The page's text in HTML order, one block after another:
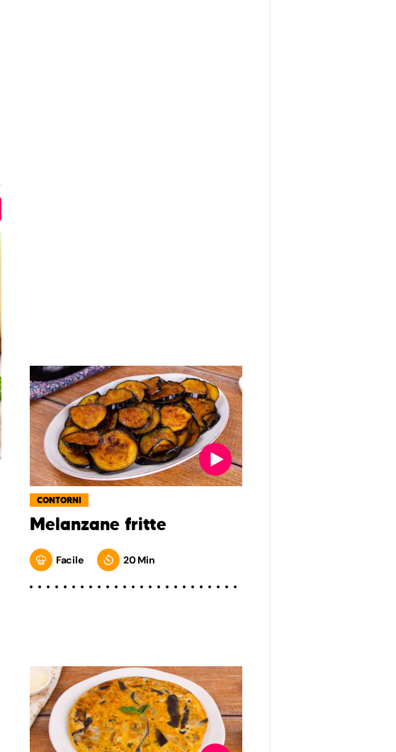
CONTORNI
Melanzane fritte
Facile 20 Min